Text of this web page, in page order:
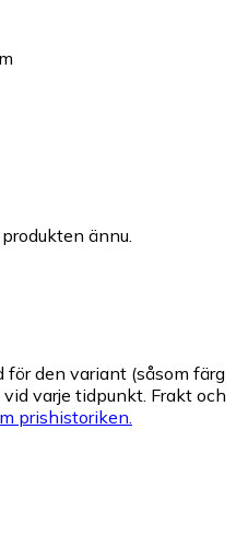
ännu.
för den variant (såsom färg
varje tidpunkt. Frakt och
prishistoriken.